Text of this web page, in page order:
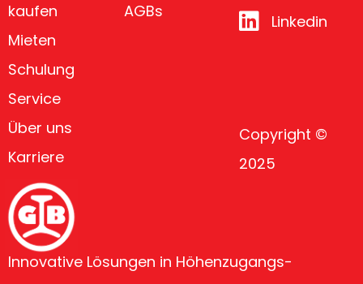
Innovative Lösungen in Höhenzugangs-
kaufen
Mieten
Schulung
Service
Über uns
Karriere
AGBs
Linkedin
Copyright ©
2025